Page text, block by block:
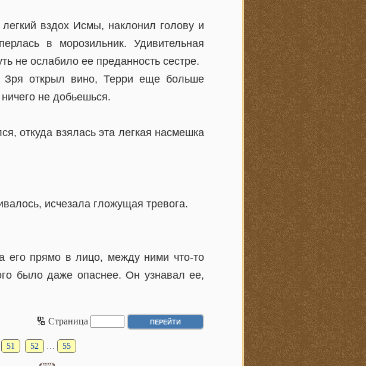
вздох Исмы, наклонил голову и
в морозильник. Удивительная
не ослабило ее преданность сестре.
открыл вино, Терри еще больше
не добьешься.
откуда взялась эта легкая насмешка
исчезала гложущая тревога.
его прямо в лицо, между ними что-то
было даже опаснее. Он узнавал ее,
🔢 Страница
51 52 … 55